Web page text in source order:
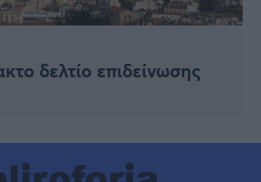
δελτίο επιδείνωσης